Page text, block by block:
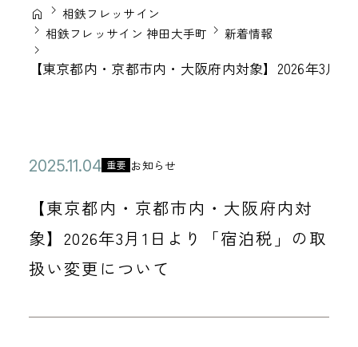
相鉄フレッサイン
相鉄フレッサイン 神田大手町
新着情報
【東京都内・京都市内・大阪府内対象】2026年3月
【東京都内・京都市内・大阪府内対
象】2026年3月1日より「宿泊税」の取
扱い変更について
公
日
2
5
年
1
カ
テ
ゴ
リ
ー
重要 お知らせ